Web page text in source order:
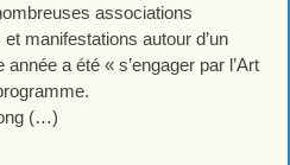
associations
manifestations autour d’un
a été « s’engager par l’Art
(…)